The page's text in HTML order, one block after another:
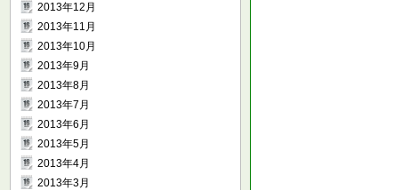
2013年12月
2013年11月
2013年10月
2013年9月
2013年8月
2013年7月
2013年6月
2013年5月
2013年4月
2013年3月